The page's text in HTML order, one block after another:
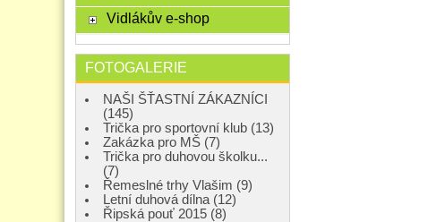
Vidlákův e-shop
FOTOGALERIE
NAŠI ŠŤASTNÍ ZÁKAZNÍCI
(145)
Trička pro sportovní klub (13)
Zakázka pro MŠ (7)
Trička pro duhovou školku...
(7)
Řemeslné trhy Vlašim (9)
Letní duhová dílna (12)
Řipská pouť 2015 (8)